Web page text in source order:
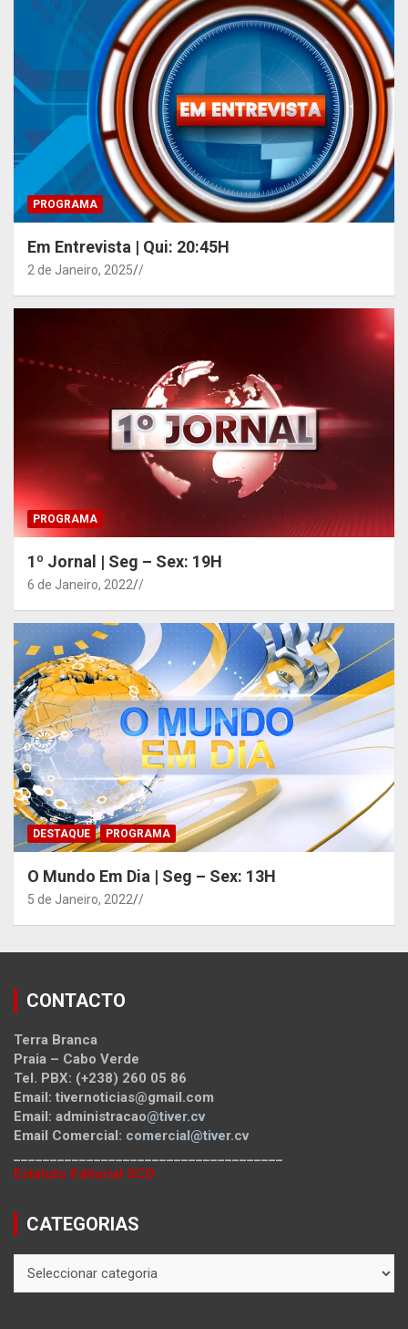
PROGRAMA
Em Entrevista | Qui: 20:45H
2 de Janeiro, 2025 /
PROGRAMA
1º Jornal | Seg – Sex: 19H
6 de Janeiro, 2022 /
DESTAQUE PROGRAMA
O Mundo Em Dia | Seg – Sex: 13H
5 de Janeiro, 2022 /
CONTACTO
Terra Branca
Praia – Cabo Verde
Tel. PBX: (+238) 260 05 86
Email: tivernoticias@gmail.com
Email: administracao@tiver.cv
Email Comercial: comercial@tiver.cv
Estatuto Editorial SCD
CATEGORIAS